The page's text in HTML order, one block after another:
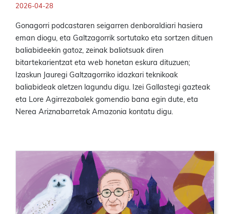
2026-04-28
Gonagorri podcastaren seigarren denboraldiari hasiera
eman diogu, eta Galtzagorrik sortutako eta sortzen dituen
baliabideekin gatoz, zeinak baliotsuak diren
bitartekarientzat eta web honetan eskura dituzuen;
Izaskun Jauregi Galtzagorriko idazkari teknikoak
baliabideak aletzen lagundu digu. Izei Gallastegi gazteak
eta Lore Agirrezabalek gomendio bana egin dute, eta
Nerea Ariznabarretak Amazonia kontatu digu.